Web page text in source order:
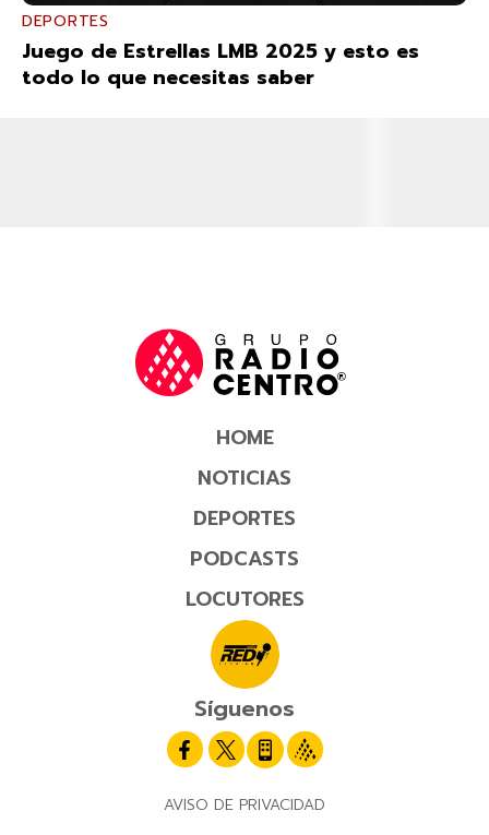
DEPORTES
Juego de Estrellas LMB 2025 y esto es
todo lo que necesitas saber
HOME
NOTICIAS
DEPORTES
PODCASTS
LOCUTORES
Síguenos
AVISO DE PRIVACIDAD